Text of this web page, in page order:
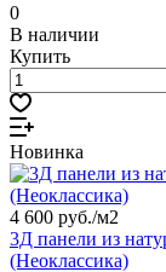
0
В наличии
Купить
Новинка
4 600 руб./м2
3Д панели из
(Неоклассика)